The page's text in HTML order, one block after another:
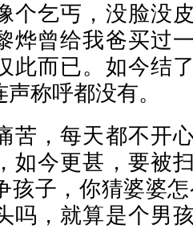
个乞丐，没脸没
烨曾给我爸买过
此而已。如今结
称呼都没有。
，每天都不开心
如今更甚，要被
孩子，你猜婆婆
吗，就算是个男